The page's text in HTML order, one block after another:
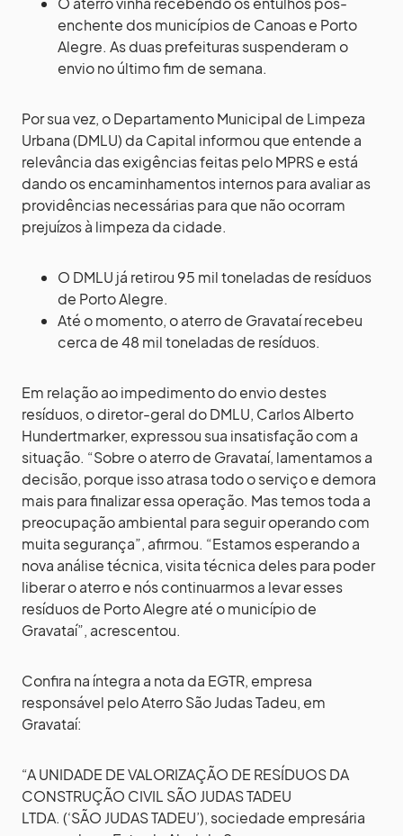
enchente dos municípios de Canoas e Porto
Alegre. As duas prefeituras suspenderam o
envio no último fim de semana.
Por sua vez, o Departamento Municipal de Limpeza
Urbana (DMLU) da Capital informou que entende a
relevância das exigências feitas pelo MPRS e está
dando os encaminhamentos internos para avaliar as
providências necessárias para que não ocorram
prejuízos à limpeza da cidade.
O DMLU já retirou 95 mil toneladas de resíduos
de Porto Alegre.
Até o momento, o aterro de Gravataí recebeu
cerca de 48 mil toneladas de resíduos.
Em relação ao impedimento do envio destes
resíduos, o diretor-geral do DMLU, Carlos Alberto
Hundertmarker, expressou sua insatisfação com a
situação. “Sobre o aterro de Gravataí, lamentamos a
decisão, porque isso atrasa todo o serviço e demora
mais para finalizar essa operação. Mas temos toda a
preocupação ambiental para seguir operando com
muita segurança”, afirmou. “Estamos esperando a
nova análise técnica, visita técnica deles para poder
liberar o aterro e nós continuarmos a levar esses
resíduos de Porto Alegre até o município de
Gravataí”, acrescentou.
Confira na íntegra a nota da EGTR, empresa
responsável pelo Aterro São Judas Tadeu, em
Gravataí:
“A UNIDADE DE VALORIZAÇÃO DE RESÍDUOS DA
CONSTRUÇÃO CIVIL SÃO JUDAS TADEU
LTDA. (‘SÃO JUDAS TADEU’), sociedade empresária